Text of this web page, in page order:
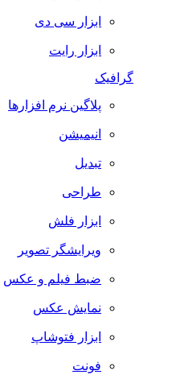
ابزار سی دی
ابزار رایت
گرافیک
پلاگین نرم افزارها
انیمیشن
تبدیل
طراحی
ابزار فلش
ویرایشگر تصویر
ضبط فيلم و عكس
نمایش عکس
ابزار فتوشاپ
فونت